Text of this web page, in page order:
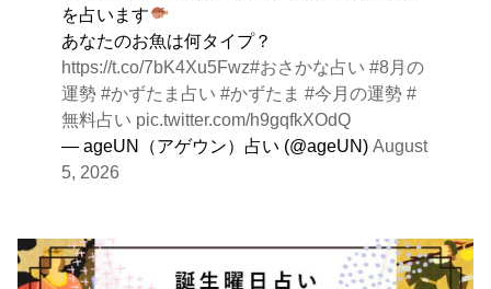
を占います
あなたのお魚は何タイプ？
https://t.co/7bK4Xu5Fwz#おさかな占い #8月の
運勢 #かずたま占い #かずたま #今月の運勢 #
無料占い pic.twitter.com/h9gqfkXOdQ
— ageUN（アゲウン）占い (@ageUN) August
5, 2026